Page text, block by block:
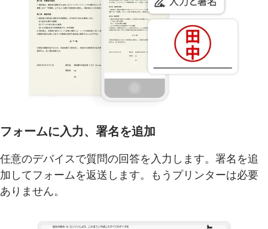
フォームに入力、署名を追加
任意のデバイスで質問の回答を入力します。署名を追
加してフォームを返送します。もうプリンターは必要
ありません。